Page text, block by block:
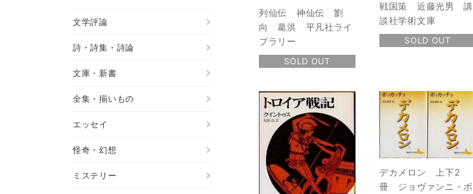
列仙伝 神仙伝 劉
向 葛洪 平凡社ライ
ブラリー
SOLD OUT
戦国策 近藤光男 講
談社学術文庫
SOLD OUT
デカメロン 上下2
冊 ジョヴァンニ・ボ
文学評論
詩・詩集・詩論
文庫・新書
全集・揃いもの
エッセイ
怪奇・幻想
ミステリー